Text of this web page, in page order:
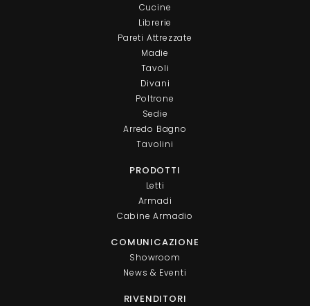
Cucine
Librerie
Pareti Attrezzate
Madie
Tavoli
Divani
Poltrone
Sedie
Arredo Bagno
Tavolini
PRODOTTI
Letti
Armadi
Cabine Armadio
COMUNICAZIONE
Showroom
News & Eventi
RIVENDITORI